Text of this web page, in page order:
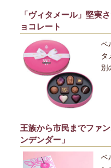
「ヴィタメール」堅実
ョコレート
ベ
タ
別
王族から市民までファ
ンデンダー」
ベ